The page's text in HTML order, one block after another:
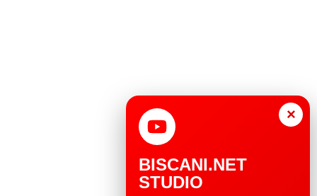
×
BISCANI.NET
STUDIO